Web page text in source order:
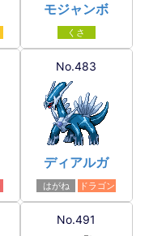
モジャンボ
くさ
No.483
ディアルガ
はがね ドラゴン
No.491